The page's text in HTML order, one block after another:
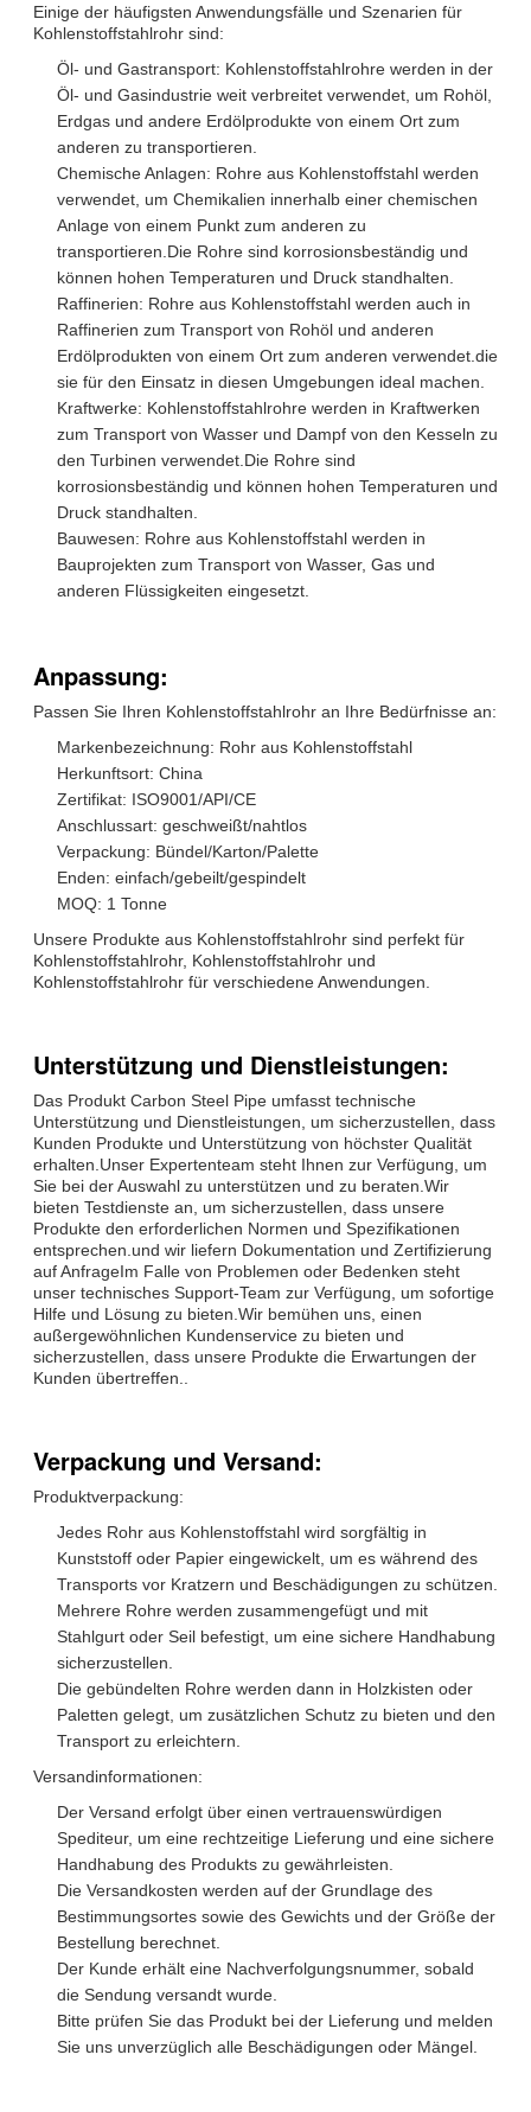
Einige der häufigsten Anwendungsfälle und Szenarien für
Kohlenstoffstahlrohr sind:
Öl- und Gastransport: Kohlenstoffstahlrohre werden in der
Öl- und Gasindustrie weit verbreitet verwendet, um Rohöl,
Erdgas und andere Erdölprodukte von einem Ort zum
anderen zu transportieren.
Chemische Anlagen: Rohre aus Kohlenstoffstahl werden
verwendet, um Chemikalien innerhalb einer chemischen
Anlage von einem Punkt zum anderen zu
transportieren.Die Rohre sind korrosionsbeständig und
können hohen Temperaturen und Druck standhalten.
Raffinerien: Rohre aus Kohlenstoffstahl werden auch in
Raffinerien zum Transport von Rohöl und anderen
Erdölprodukten von einem Ort zum anderen verwendet.die
sie für den Einsatz in diesen Umgebungen ideal machen.
Kraftwerke: Kohlenstoffstahlrohre werden in Kraftwerken
zum Transport von Wasser und Dampf von den Kesseln zu
den Turbinen verwendet.Die Rohre sind
korrosionsbeständig und können hohen Temperaturen und
Druck standhalten.
Bauwesen: Rohre aus Kohlenstoffstahl werden in
Bauprojekten zum Transport von Wasser, Gas und
anderen Flüssigkeiten eingesetzt.
Anpassung:
Passen Sie Ihren Kohlenstoffstahlrohr an Ihre Bedürfnisse an:
Markenbezeichnung: Rohr aus Kohlenstoffstahl
Herkunftsort: China
Zertifikat: ISO9001/API/CE
Anschlussart: geschweißt/nahtlos
Verpackung: Bündel/Karton/Palette
Enden: einfach/gebeilt/gespindelt
MOQ: 1 Tonne
Unsere Produkte aus Kohlenstoffstahlrohr sind perfekt für
Kohlenstoffstahlrohr, Kohlenstoffstahlrohr und
Kohlenstoffstahlrohr für verschiedene Anwendungen.
Unterstützung und Dienstleistungen:
Das Produkt Carbon Steel Pipe umfasst technische
Unterstützung und Dienstleistungen, um sicherzustellen, dass
Kunden Produkte und Unterstützung von höchster Qualität
erhalten.Unser Expertenteam steht Ihnen zur Verfügung, um
Sie bei der Auswahl zu unterstützen und zu beraten.Wir
bieten Testdienste an, um sicherzustellen, dass unsere
Produkte den erforderlichen Normen und Spezifikationen
entsprechen.und wir liefern Dokumentation und Zertifizierung
auf AnfrageIm Falle von Problemen oder Bedenken steht
unser technisches Support-Team zur Verfügung, um sofortige
Hilfe und Lösung zu bieten.Wir bemühen uns, einen
außergewöhnlichen Kundenservice zu bieten und
sicherzustellen, dass unsere Produkte die Erwartungen der
Kunden übertreffen..
Verpackung und Versand:
Produktverpackung:
Jedes Rohr aus Kohlenstoffstahl wird sorgfältig in
Kunststoff oder Papier eingewickelt, um es während des
Transports vor Kratzern und Beschädigungen zu schützen.
Mehrere Rohre werden zusammengefügt und mit
Stahlgurt oder Seil befestigt, um eine sichere Handhabung
sicherzustellen.
Die gebündelten Rohre werden dann in Holzkisten oder
Paletten gelegt, um zusätzlichen Schutz zu bieten und den
Transport zu erleichtern.
Versandinformationen:
Der Versand erfolgt über einen vertrauenswürdigen
Spediteur, um eine rechtzeitige Lieferung und eine sichere
Handhabung des Produkts zu gewährleisten.
Die Versandkosten werden auf der Grundlage des
Bestimmungsortes sowie des Gewichts und der Größe der
Bestellung berechnet.
Der Kunde erhält eine Nachverfolgungsnummer, sobald
die Sendung versandt wurde.
Bitte prüfen Sie das Produkt bei der Lieferung und melden
Sie uns unverzüglich alle Beschädigungen oder Mängel.